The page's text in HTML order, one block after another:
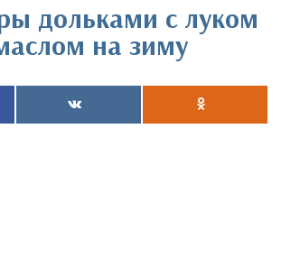
дольками с луком
на зиму